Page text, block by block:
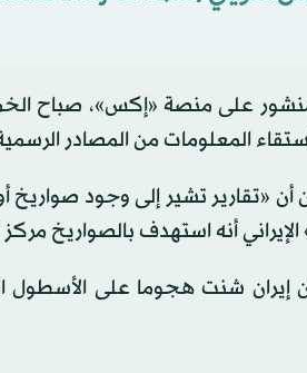
على منصة «إكس»، صباح
المعلومات من المصادر
أن «تقارير تشير إلى وجود
أنه استهدف بالصواريخ
إيران شنت هجوما على